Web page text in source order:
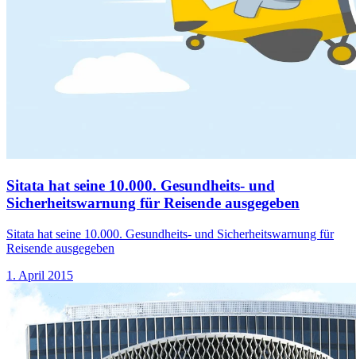
Sitata hat seine 10.000. Gesundheits- und
Sicherheitswarnung für Reisende ausgegeben
Sitata hat seine 10.000. Gesundheits- und Sicherheitswarnung für
Reisende ausgegeben
1. April 2015